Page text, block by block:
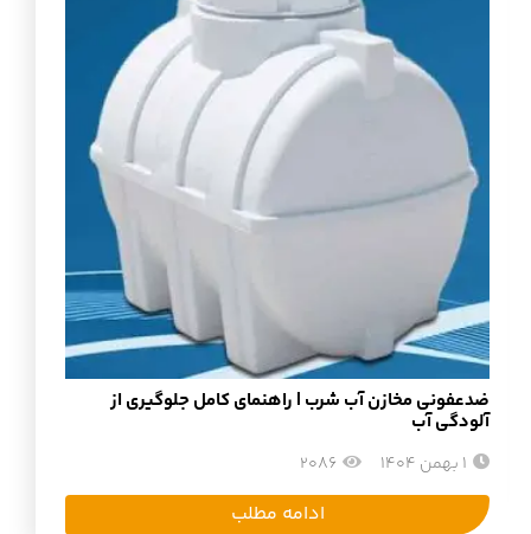
ضدعفونی مخازن آب شرب | راهنمای کامل جلوگیری از
آلودگی آب
1 بهمن 1404 2086
ادامه مطلب